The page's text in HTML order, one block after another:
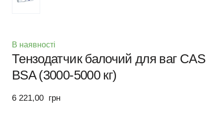
В наявності
Тензодатчик балочий для ваг CAS
BSA (3000-5000 кг)
6 221,00  грн